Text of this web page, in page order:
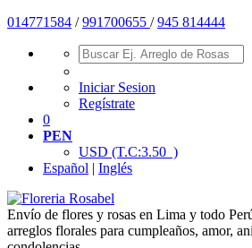
014771584 /991700655 /945 814444
Iniciar Sesion
Regístrate
0
PEN
USD (T.C:3.50 )
Español | Inglés
Envío de flores y rosas en Lima y todo
arreglos florales para cumpleaños, amor,